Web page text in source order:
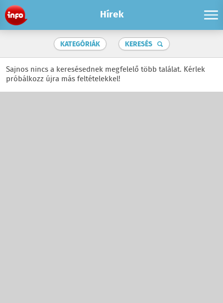
Hírek
KATEGÓRIÁK KERESÉS
Sajnos nincs a keresésednek megfelelő több találat. Kérlek
próbálkozz újra más feltételekkel!